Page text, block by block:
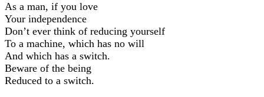
As a man, if you love
Your independence
Don’t ever think of reducing yourself
To a machine, which has no will
And which has a switch.
Beware of the being
Reduced to a switch.